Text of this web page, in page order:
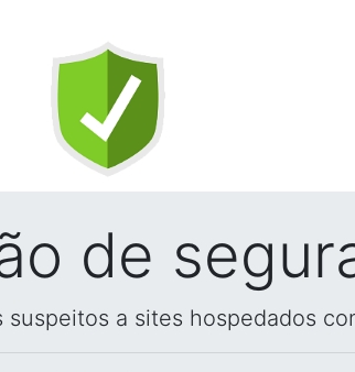
de
a sites hospedados